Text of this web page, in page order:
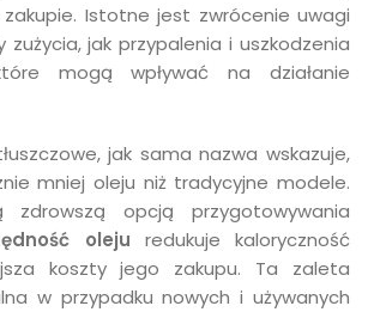
Istotne jest zwrócenie uwagi
zużycia, jak przypalenia i uszkodzenia
mogą wpływać na działanie
jak sama nazwa wskazuje,
mniej oleju niż tradycyjne modele.
opcją przygotowywania
oleju redukuje kaloryczność
koszty jego zakupu. Ta zaleta
w przypadku nowych i używanych